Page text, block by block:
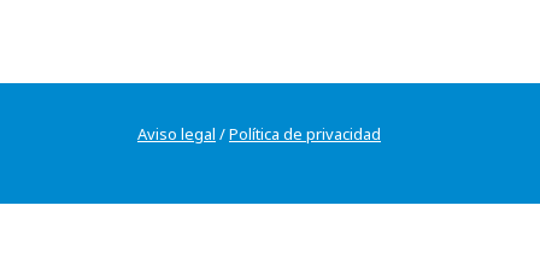
Aviso legal /Política de privacidad